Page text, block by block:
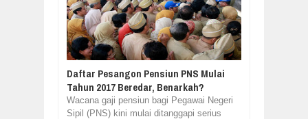
Daftar Pesangon Pensiun PNS Mulai
Tahun 2017 Beredar, Benarkah?
Wacana gaji pensiun bagi Pegawai Negeri
Sipil (PNS) kini mulai ditanggapi serius